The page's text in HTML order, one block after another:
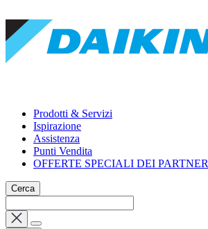
Prodotti & Servizi
Ispirazione
Assistenza
Punti Vendita
OFFERTE SPECIALI DEI PARTNER
Cerca